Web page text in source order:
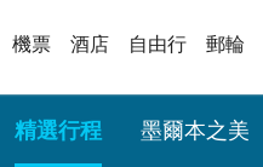
機票 酒店 自由行 郵輪
精選行程 墨爾本之美